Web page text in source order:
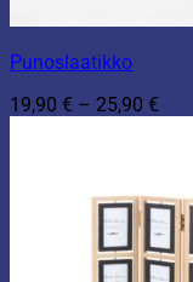
Punoslaatikko
19,90 € – 25,90 €